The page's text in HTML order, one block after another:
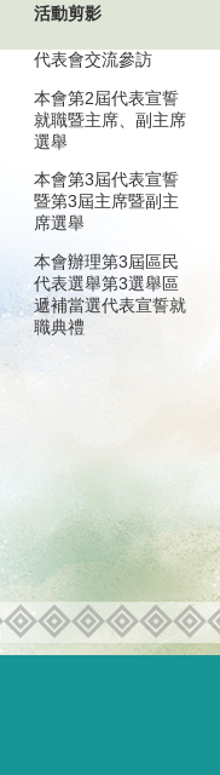
活動剪影
代表會交流參訪
本會第2屆代表宣誓
就職暨主席、副主席
選舉
本會第3屆代表宣誓
暨第3屆主席暨副主
席選舉
本會辦理第3屆區民
代表選舉第3選舉區
遞補當選代表宣誓就
職典禮